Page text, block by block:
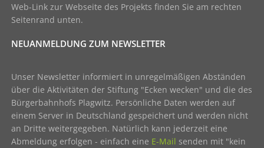
Web-Link zur Webseite des Projekts finden Sie am rechten
Seitenrand unten.
NEUANMELDUNG ZUM NEWSLETTER
Unser Newsletter informiert in unregelmäßigen Abständen
über die Aktivitäten der Stiftung "Ecken wecken" und die des
Bürgerbahnhofs Plagwitz. Persönliche Daten werden auf
einem Server in Deutschland gespeichert und werden nicht
an Dritte weitergegeben. Natürlich kann jederzeit eine
Abmeldung erfolgen - einfach eine E-Mail senden mit "kein